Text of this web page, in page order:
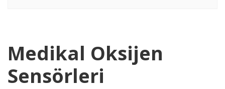
Medikal Oksijen
Sensörleri